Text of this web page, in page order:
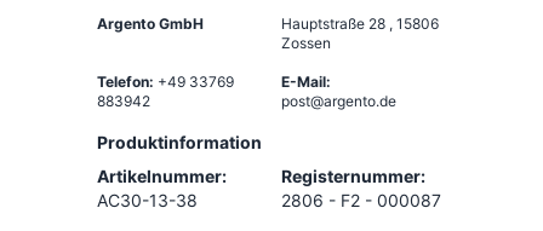
Argento GmbH Hauptstraße 28 , 15806
Zossen
Telefon: +49 33769
883942
E-Mail:
post@argento.de
Produktinformation
Artikelnummer:
AC30-13-38
Registernummer:
2806 - F2 - 000087